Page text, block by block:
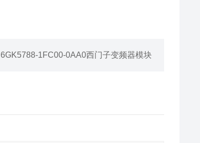
6GK5788-1FC00-0AA0西门子变频器模块